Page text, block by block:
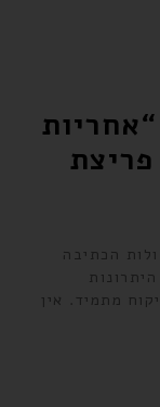
הכתיבה
מתמיד. אין